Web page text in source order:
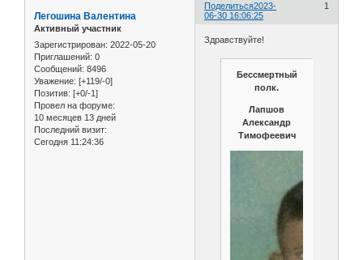
Поделиться 1
2023-
06-30 16:06:25
Легошина Валентина
Активный участник
Зарегистрирован: 2022-05-20
Приглашений: 0
Сообщений: 8496
Уважение: [+119/-0]
Позитив: [+0/-1]
Провел на форуме:
10 месяцев 13 дней
Последний визит:
Сегодня 11:24:36
Здравствуйте!
Бессмертный
полк.
Лапшов
Александр
Тимофеевич